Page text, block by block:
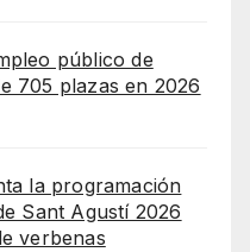
público de
705 plazas en 2026
la programación
Sant Agustí 2026
verbenas